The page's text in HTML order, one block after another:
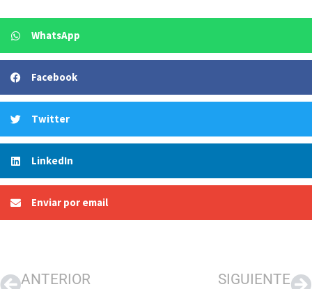
WhatsApp
Facebook
Twitter
LinkedIn
Enviar por email
ANTERIOR SIGUIENTE